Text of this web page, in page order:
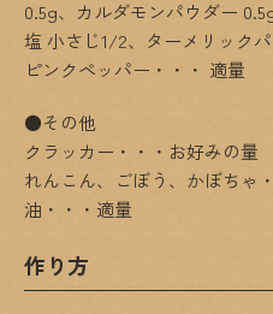
0.5g、カルダモンパウダー
塩 小さじ1/2、ターメリックパ
ピンクペッパー・・・ 適量
●その他
クラッカー・・・お好みの量
れんこん、ごぼう、かぼちゃ
油・・・適量
作り方